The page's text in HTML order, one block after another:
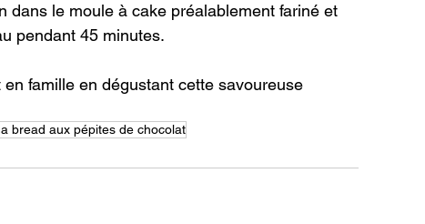
dans le moule à cake préalablement fariné et
pendant 45 minutes.
famille en dégustant cette savoureuse
bread aux pépites de chocolat